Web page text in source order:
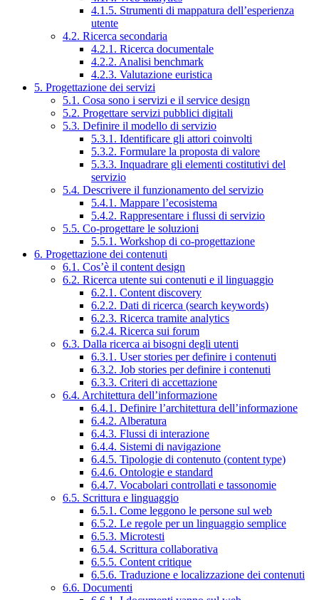
4.1.5. Strumenti di mappatura dell’esperienza
utente
4.2. Ricerca secondaria
4.2.1. Ricerca documentale
4.2.2. Analisi benchmark
4.2.3. Valutazione euristica
5. Progettazione dei servizi
5.1. Cosa sono i servizi e il service design
5.2. Progettare servizi pubblici digitali
5.3. Definire il modello di servizio
5.3.1. Identificare gli attori coinvolti
5.3.2. Formulare la proposta di valore
5.3.3. Inquadrare gli elementi costitutivi del
servizio
5.4. Descrivere il funzionamento del servizio
5.4.1. Mappare l’ecosistema
5.4.2. Rappresentare i flussi di servizio
5.5. Co-progettare le soluzioni
5.5.1. Workshop di co-progettazione
6. Progettazione dei contenuti
6.1. Cos’è il content design
6.2. Ricerca utente sui contenuti e il linguaggio
6.2.1. Content discovery
6.2.2. Dati di ricerca (search keywords)
6.2.3. Ricerca tramite analytics
6.2.4. Ricerca sui forum
6.3. Dalla ricerca ai bisogni degli utenti
6.3.1. User stories per definire i contenuti
6.3.2. Job stories per definire i contenuti
6.3.3. Criteri di accettazione
6.4. Architettura dell’informazione
6.4.1. Definire l’architettura dell’informazione
6.4.2. Alberatura
6.4.3. Flussi di interazione
6.4.4. Sistemi di navigazione
6.4.5. Tipologie di contenuto (content type)
6.4.6. Ontologie e standard
6.4.7. Vocabolari controllati e tassonomie
6.5. Scrittura e linguaggio
6.5.1. Come leggono le persone sul web
6.5.2. Le regole per un linguaggio semplice
6.5.3. Microtesti
6.5.4. Scrittura collaborativa
6.5.5. Content critique
6.5.6. Traduzione e localizzazione dei contenuti
6.6. Documenti